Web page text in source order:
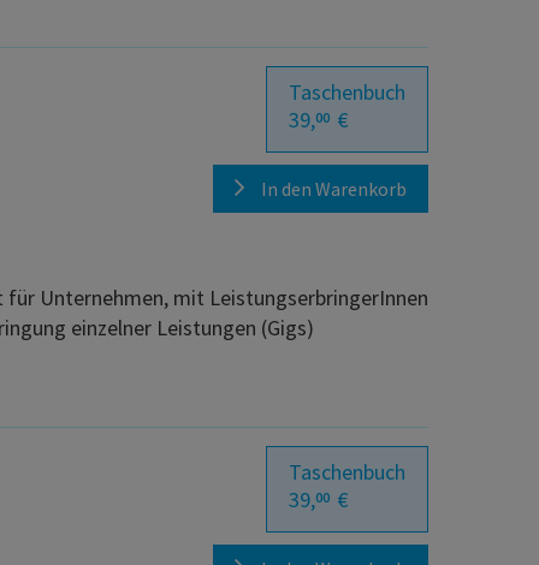
Taschenbuch
39,00 €
In den Warenkorb
Unternehmen, mit LeistungserbringerInnen
einzelner Leistungen (Gigs)
Taschenbuch
39,00 €